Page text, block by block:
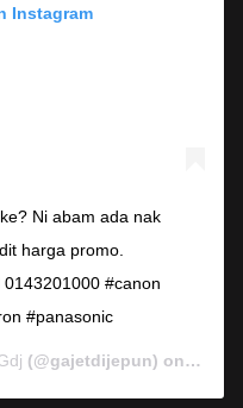
Instagram
Ni abam ada nak
harga promo.
#canon
#panasonic
(@gajetdijepun) on Jan 7,